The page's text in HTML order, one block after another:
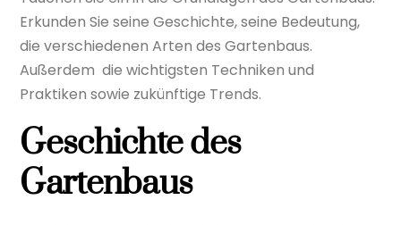
Erkunden Sie seine Geschichte, seine Bedeutung,
die verschiedenen Arten des Gartenbaus.
Außerdem die wichtigsten Techniken und
Praktiken sowie zukünftige Trends.
Geschichte des
Gartenbaus